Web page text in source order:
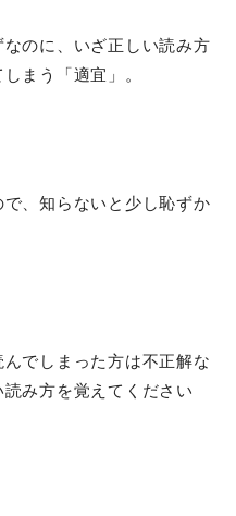
のに、いざ正しい読み方
まう「適宜」。
、知らないと少し恥ずか
でしまった方は不正解な
み方を覚えてください